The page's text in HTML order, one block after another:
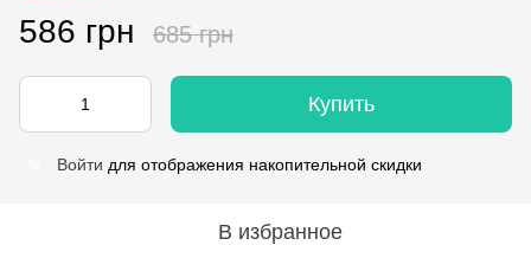
586 грн 685 грн
Купить
Войти для отображения накопительной скидки
В избранное